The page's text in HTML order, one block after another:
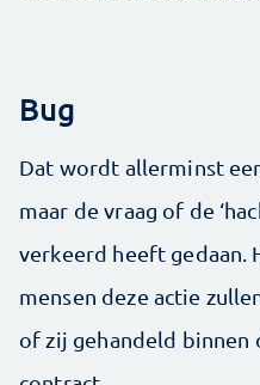
Bug
Dat wordt allerminst
maar de vraag of de
verkeerd heeft gedaan.
mensen deze actie
of zij gehandeld binnen